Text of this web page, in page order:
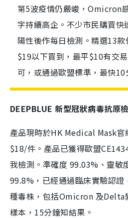
第5波疫情仍嚴峻，Omicron
字持續高企。不少市民購買快
陽性後作每日檢測。精選13
$19以下買到，最平$10有交
可，或通過歐盟標準，最快10
DEEPBLUE 新型冠狀病毒抗原
產品現時於HK Medical Mask
$18/件。產品已獲得歐盟
我檢測。準確度 99.03%、靈敏
99.8%，已經通過臨床實驗認證
種毒株，包括Omicron 及Delta
樣本，15分鐘知結果。